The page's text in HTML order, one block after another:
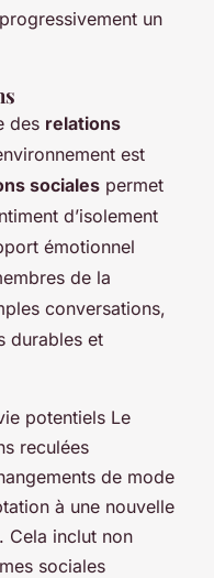
un
des relations
est
sociales permet
d’isolement
émotionnel
de la
conversations,
durables et
potentiels Le
reculées
de mode
à une nouvelle
Cela inclut non
sociales